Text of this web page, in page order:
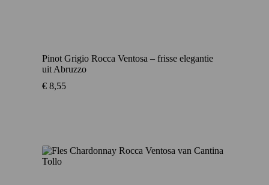
Pinot Grigio Rocca Ventosa – frisse elegantie
uit Abruzzo
€ 8,55